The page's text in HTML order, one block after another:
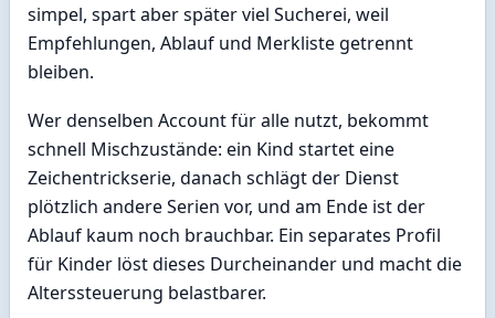
simpel, spart aber später viel Sucherei, weil
Empfehlungen, Ablauf und Merkliste getrennt
bleiben.
Wer denselben Account für alle nutzt, bekommt
schnell Mischzustände: ein Kind startet eine
Zeichentrickserie, danach schlägt der Dienst
plötzlich andere Serien vor, und am Ende ist der
Ablauf kaum noch brauchbar. Ein separates Profil
für Kinder löst dieses Durcheinander und macht die
Alterssteuerung belastbarer.